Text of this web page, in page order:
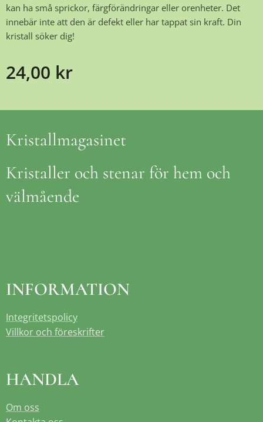
kan ha små sprickor, färgförändringar eller orenheter. Det
innebär inte att den är defekt eller har tappat sin kraft. Din
kristall söker dig!
24,00 kr
Kristallmagasinet
Kristaller och stenar för hem och
välmående
INFORMATION
Integritetspolicy
Villkor och föreskrifter
HANDLA
Om oss